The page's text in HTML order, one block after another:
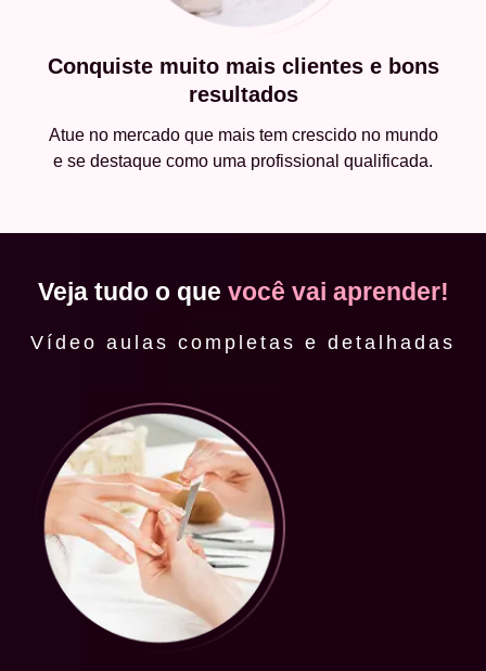
Conquiste muito mais clientes e bons
resultados
Atue no mercado que mais tem crescido no mundo
e se destaque como uma profissional qualificada.
Veja tudo o que você vai aprender!
Vídeo aulas completas e detalhadas